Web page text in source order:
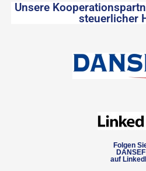
Unsere
steuerlicher
Folgen
DANSEF
auf